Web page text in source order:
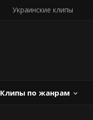
Украинские клипы
Клипы по жанрам